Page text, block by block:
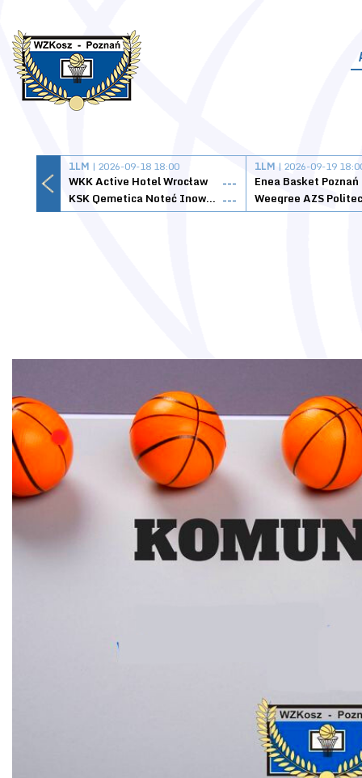
1LM | 2026-09-18 18:00
WKK Active Hotel Wrocław
---
KSK Qemetica Noteć Inowrocław ---
1LM | 2026-09-19
Enea Basket Poznań